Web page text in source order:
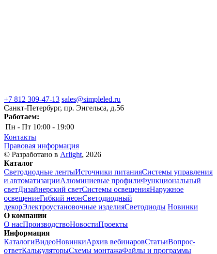
+7 812 309-47-13 sales@simpleled.ru
Санкт-Петербург, пр. Энгельса, д.56
Работаем:
Пн - Пт 10:00 - 19:00
Контакты
Правовая информация
© Разработано в Arlight, 2026
Каталог
Светодиодные лентыИсточники питанияСистемы управления
и автоматизацииАлюминиевые профилиФункциональный
светДизайнерский светСистемы освещенияНаружное
освещениеГибкий неонСветодиодный
декорЭлектроустановочные изделияСветодиоды Новинки
О компании
О насПроизводствоНовостиПроекты
Информация
КаталогиВидеоНовинкиАрхив вебинаровСтатьиВопрос-
ответКалькуляторыСхемы монтажаФайлы и программы